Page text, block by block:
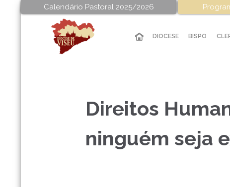
Calendário Pastoral 2025/2026
DIOCESE BISPO
Direitos
ninguém seja